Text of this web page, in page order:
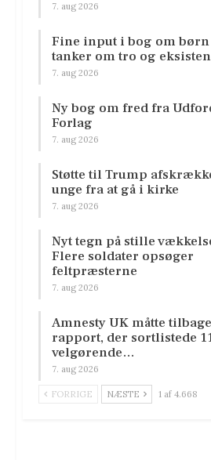
7. aug 2026
Fine input i bog om børn
tanker om tro og
7. aug 2026
Ny bog om fred fra
Forlag
7. aug 2026
Støtte til Trump
unge fra at gå i kirke
7. aug 2026
Nyt tegn på stille
Flere soldater opsøger
feltpræsterne
7. aug 2026
Amnesty UK måtte
rapport, der sortlistede
velgørende…
7. aug 2026
FORRIGE NÆSTE 1 af 4.668